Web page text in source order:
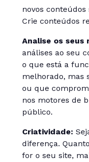
novos
Crie conteúdos
Analise os seus
análises ao seu
o que está a
melhorado, mas
ou que
nos motores de
público.
Criatividade:
diferença.
for o seu site,